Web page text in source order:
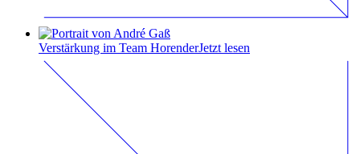
Verstärkung im Team HorenderJetzt lesen